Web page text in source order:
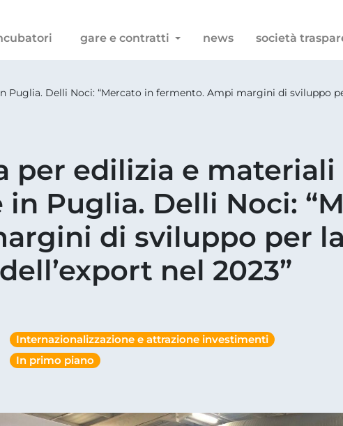
gare e contratti news società
Delli Noci: “Mercato in fermento. Ampi margini di sviluppo
per edilizia e materiali
Puglia. Delli Noci:
di sviluppo per
nel 2023”
Internazionalizzazione e attrazione investimenti
In primo piano